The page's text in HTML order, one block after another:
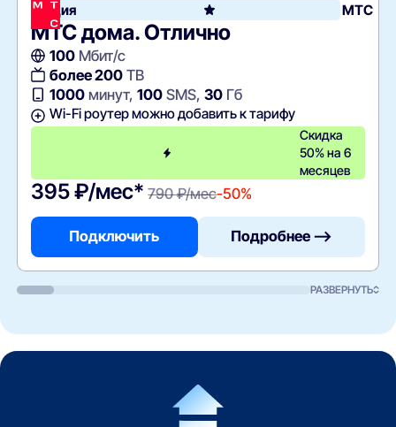
Акция МТС
МТС дома. Отлично
100Мбит/с
более 200ТВ
1000минут, 100SMS, 30Гб
Wi-Fi роутер можно добавить к тарифу
Скидка
50% на 6
месяцев
395 ₽/мес* 790 ₽/мес-50%
Подключить Подробнее —>
РАЗВЕРНУТЬ